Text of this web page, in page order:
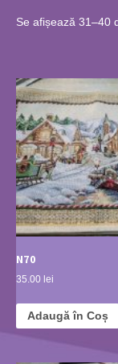
Se afișează 31–40
N70
35.00 lei
Adaugă în Coș